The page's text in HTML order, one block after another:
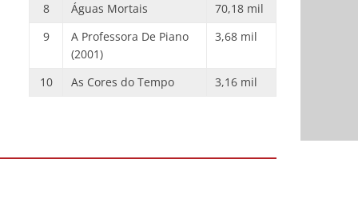
8
Águas Mortais
70,18 mil
9
A Professora De Piano
(2001)
3,68 mil
10 As Cores do Tempo 3,16 mil